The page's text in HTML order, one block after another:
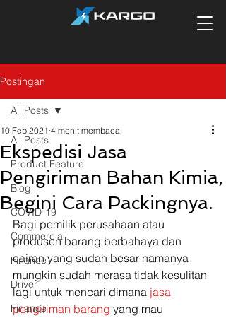
Postingan
All Posts
Product Feature
Blog
COVID-19
Commercial
Finance
Driver
Finance
All Posts
Ekspedisi Jasa
Pengiriman Bahan Kimia,
Begini Cara Packingnya.
10 Feb 2021 4 menit membaca
Bagi pemilik perusahaan atau
produsen barang berbahaya dan
cairan yang sudah besar namanya
mungkin sudah merasa tidak kesulitan
lagi untuk mencari dimana jasa
pengiriman barang yang mau